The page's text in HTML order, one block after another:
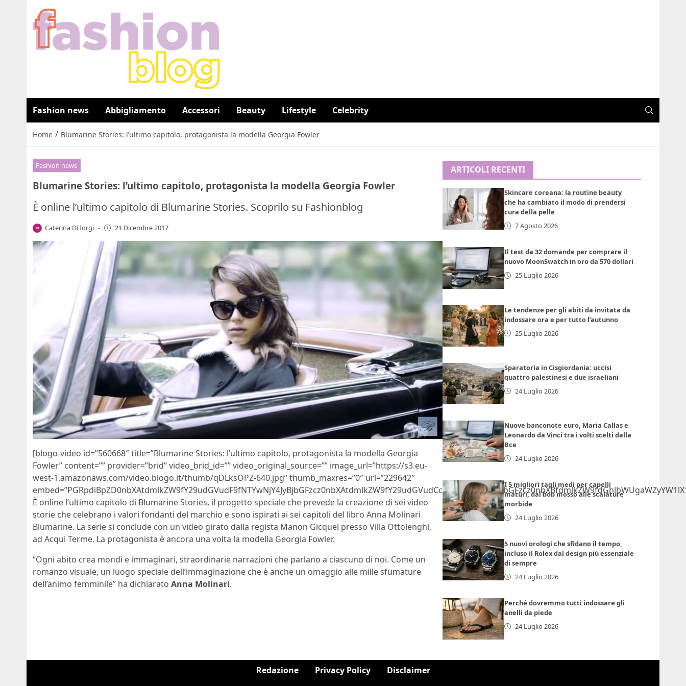
Fashion news Abbigliamento Accessori Beauty Lifestyle Celebrity
Home / Blumarine Stories: l’ultimo capitolo, protagonista la modella Georgia Fowler
Fashion news
Blumarine Stories: l’ultimo capitolo, protagonista la modella Georgia Fowler
È online l’ultimo capitolo di Blumarine Stories. Scoprilo su Fashionblog
Caterina Di Iorgi - 21 Dicembre 2017
[blogo-video id=”560668″ title=”Blumarine Stories: l’ultimo capitolo, protagonista la modella Georgia
Fowler” content=”” provider=”brid” video_brid_id=”” video_original_source=”” image_url=”https://s3.eu-
west-1.amazonaws.com/video.blogo.it/thumb/qDLksOPZ-640.jpg” thumb_maxres=”0″ url=”229642″
È online l’ultimo capitolo di Blumarine Stories, il progetto speciale che prevede la creazione di sei video
storie che celebrano i valori fondanti del marchio e sono ispirati ai sei capitoli del libro Anna Molinari
Blumarine. La serie si conclude con un video girato dalla regista Manon Gicquel presso Villa Ottolenghi,
ad Acqui Terme. La protagonista è ancora una volta la modella Georgia Fowler.
“Ogni abito crea mondi e immaginari, straordinarie narrazioni che parlano a ciascuno di noi. Come un
romanzo visuale, un luogo speciale dell’immaginazione che è anche un omaggio alle mille sfumature
dell’animo femminile” ha dichiarato Anna Molinari.
ARTICOLI RECENTI
Skincare coreana: la routine beauty
che ha cambiato il modo di prendersi
cura della pelle
7 Agosto 2026
Il test da 32 domande per comprare il
nuovo MoonSwatch in oro da 570 dollari
25 Luglio 2026
Le tendenze per gli abiti da invitata da
indossare ora e per tutto l’autunno
25 Luglio 2026
Sparatoria in Cisgiordania: uccisi
quattro palestinesi e due israeliani
24 Luglio 2026
Nuove banconote euro, Maria Callas e
Leonardo da Vinci tra i volti scelti dalla
Bce
24 Luglio 2026
I 5 migliori tagli medi per capelli
maturi, dal bob mosso alle scalature
morbide
24 Luglio 2026
5 nuovi orologi che sfidano il tempo,
incluso il Rolex dal design più essenziale
di sempre
24 Luglio 2026
Perché dovremmo tutti indossare gli
anelli da piede
24 Luglio 2026
Redazione Privacy Policy Disclaimer